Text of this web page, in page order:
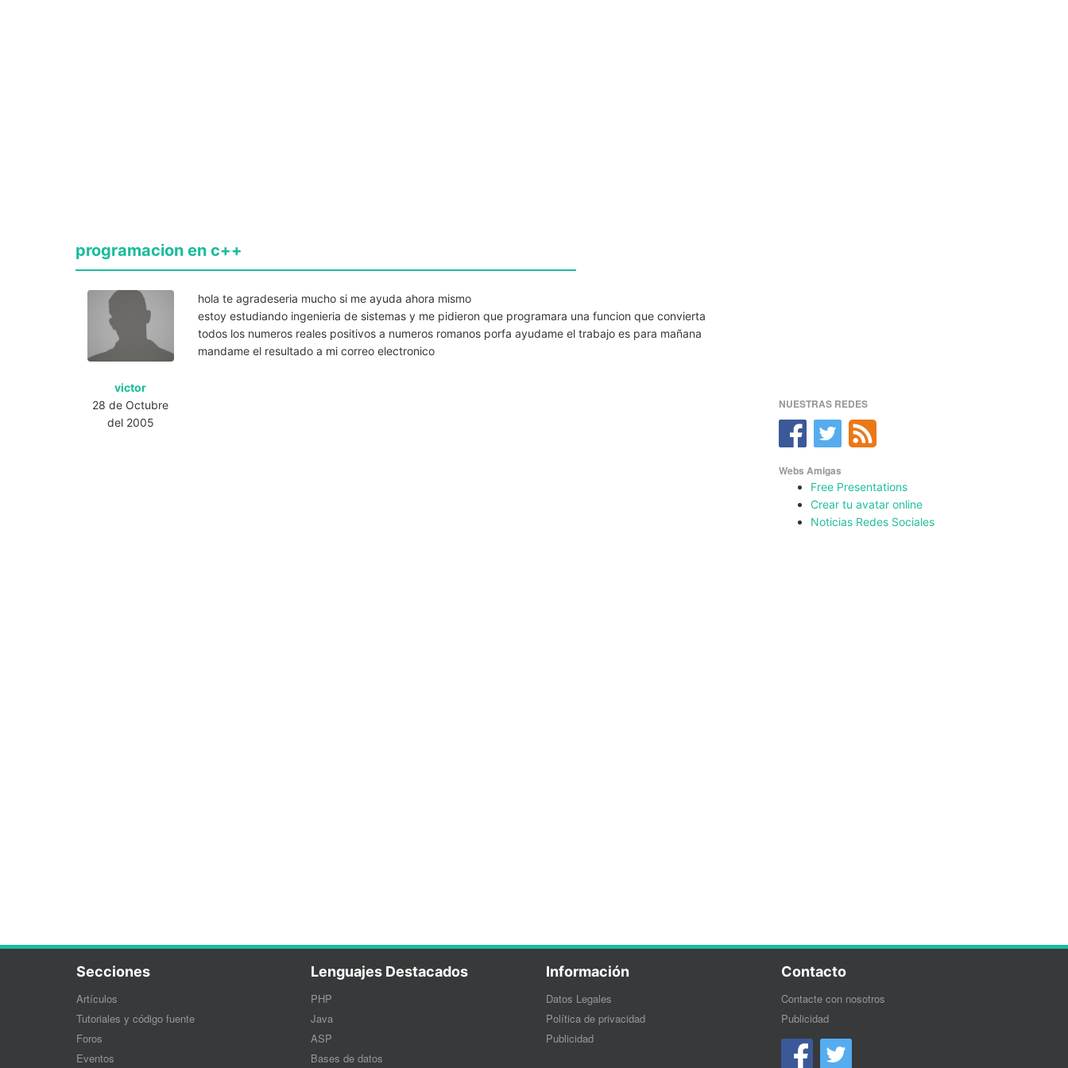
programacion en c++
victor
28 de Octubre
del 2005
hola te agradeseria mucho si me ayuda ahora mismo
estoy estudiando ingenieria de sistemas y me pidieron que programara una funcion que convierta
todos los numeros reales positivos a numeros romanos porfa ayudame el trabajo es para mañana
mandame el resultado a mi correo electronico
NUESTRAS REDES
Webs Amigas
Free Presentations
Crear tu avatar online
Noticias Redes Sociales
Secciones
Artículos
Tutoriales y código fuente
Foros
Eventos
Lenguajes Destacados
PHP
Java
ASP
Bases de datos
Información
Datos Legales
Política de privacidad
Publicidad
Contacto
Contacte con nosotros
Publicidad